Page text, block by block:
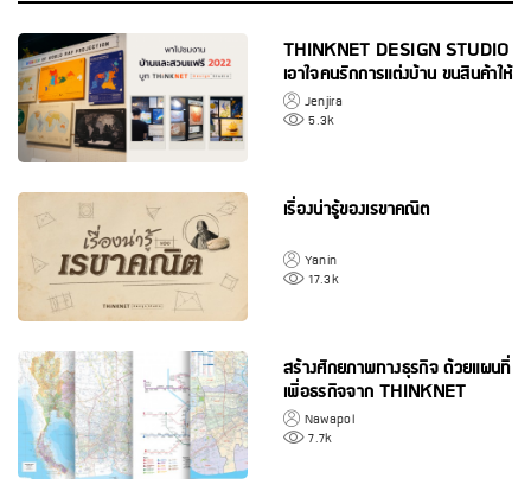
THINKNET DESIGN STUDIO
เอาใจคนรักการแต่งบ้าน ขนสินค้าให้
ช้อปอย่างจุใจในงานบ้านและสวน
แฟร์ 2022
Jenjira
5.3k
เรื่องน่ารู้ของเรขาคณิต
Yanin
17.3k
สร้างศักยภาพทางธุรกิจ ด้วยแผนที่
เพื่อธุรกิจจาก THINKNET
Nawapol
7.7k